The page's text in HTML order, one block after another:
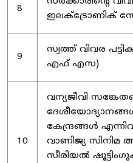
8
ഇലക്ട്രോണിക്
9
സ്വത്ത് വിവര
എഫ് എസ)
10
വന്യജീവി
കേന്ദ്രങ്ങൾ
വാണിജ്യ സിനിമ
സീരിയൽ